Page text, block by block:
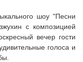
шоу "Песни
с композицией
вечер гости
голоса и